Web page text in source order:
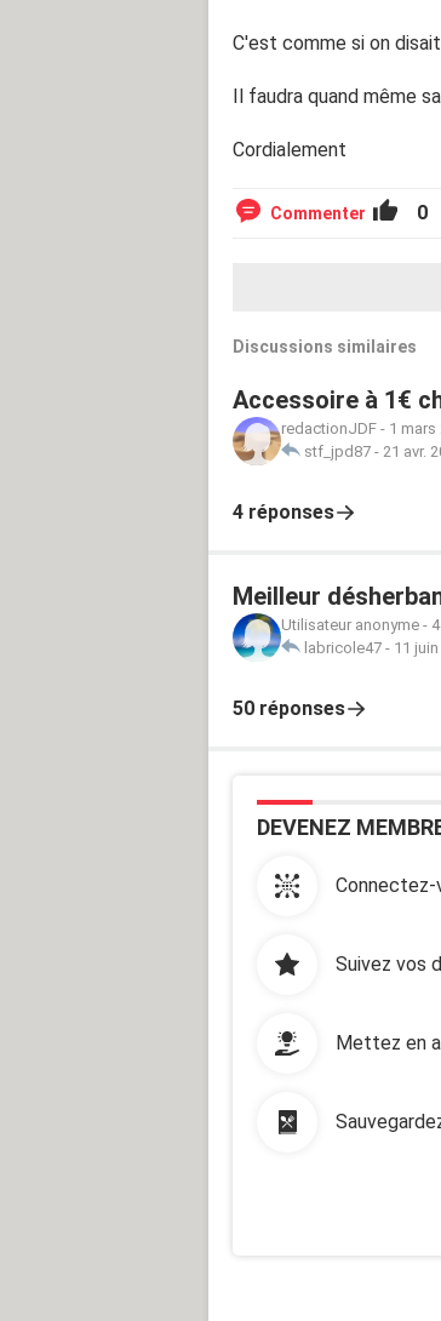
C'est comme si on
Il faudra quand même
Cordialement
Commenter 0
Discussions similaires
Accessoire à 1€
redactionJDF - 1 mars
stf_jpd87 - 21 avr.
4 réponses
Meilleur
Utilisateur anonyme -
labricole47 - 11
50 réponses
DEVENEZ
Suivez vos
Mettez en